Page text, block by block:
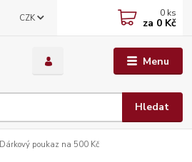
Menu
CZK
Hledat
0 ks
za 0 Kč
Dárkový poukaz na 500 Kč